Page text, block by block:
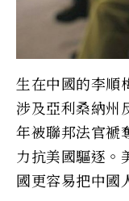
生在中國的李
涉及亞利桑納州
年被聯邦法官褫
力抗美國驅逐。
國更容易把中國